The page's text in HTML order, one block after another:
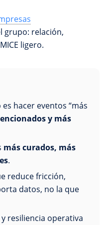
grupo: relación,
ligero.
hacer eventos “más
y más
más curados, más
.
reduce fricción,
datos, no la que
resiliencia operativa